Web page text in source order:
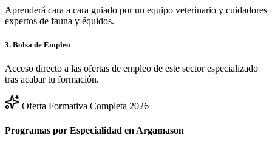
Aprenderá cara a cara guiado por un equipo veterinario y cuidadores
expertos de fauna y équidos.
3. Bolsa de Empleo
Acceso directo a las ofertas de empleo de este sector especializado
tras acabar tu formación.
Oferta Formativa Completa 2026
Programas por Especialidad en Argamason